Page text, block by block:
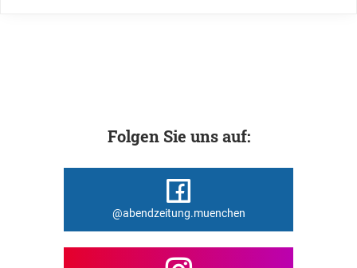
Folgen Sie uns auf:
@abendzeitung.muenchen